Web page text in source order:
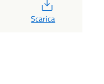
Scarica